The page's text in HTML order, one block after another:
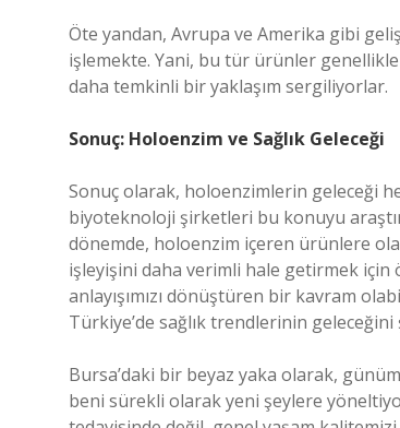
Öte yandan, Avrupa ve Amerika gibi
işlemekte. Yani, bu tür ürünler
daha temkinli bir yaklaşım sergiliyorlar.
Sonuç: Holoenzim ve Sağlık Geleceği
Sonuç olarak, holoenzimlerin geleceği
biyoteknoloji şirketleri bu konuyu
dönemde, holoenzim içeren ürünlere
işleyişini daha verimli hale getirmek için
anlayışımızı dönüştüren bir kavram
Türkiye’de sağlık trendlerinin
Bursa’daki bir beyaz yaka olarak,
beni sürekli olarak yeni şeylere